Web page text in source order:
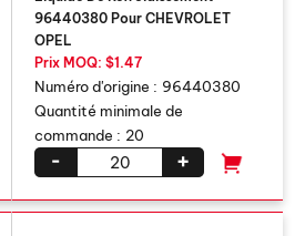
96440380 Pour CHEVROLET
OPEL
Prix ​​MOQ: $1.47
Numéro d'origine : 96440380
Quantité minimale de
commande : 20
+
-